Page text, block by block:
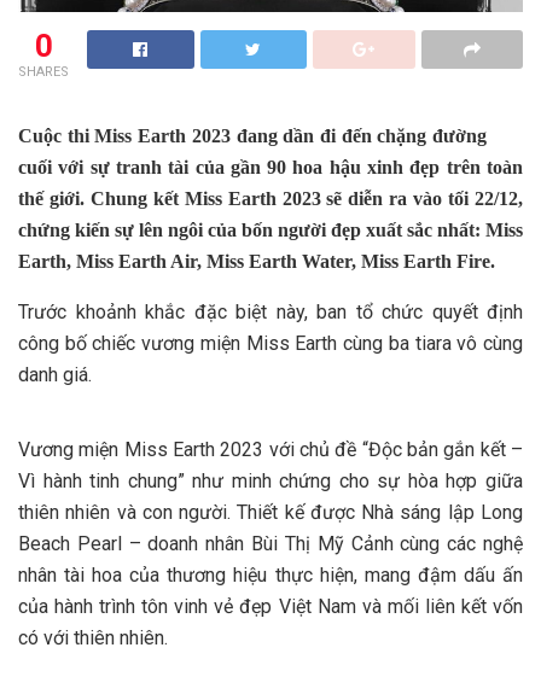
0
SHARES
Cuộc thi Miss Earth 2023 đang dần đi đến chặng đường
cuối với sự tranh tài của gần 90 hoa hậu xinh đẹp trên toàn
thế giới. Chung kết Miss Earth 2023 sẽ diễn ra vào tối 22/12,
chứng kiến sự lên ngôi của bốn người đẹp xuất sắc nhất: Miss
Earth, Miss Earth Air, Miss Earth Water, Miss Earth Fire.
Trước khoảnh khắc đặc biệt này, ban tổ chức quyết định
công bố chiếc vương miện Miss Earth cùng ba tiara vô cùng
danh giá.
Vương miện Miss Earth 2023 với chủ đề “Độc bản gắn kết –
Vì hành tinh chung” như minh chứng cho sự hòa hợp giữa
thiên nhiên và con người. Thiết kế được Nhà sáng lập Long
Beach Pearl – doanh nhân Bùi Thị Mỹ Cảnh cùng các nghệ
nhân tài hoa của thương hiệu thực hiện, mang đậm dấu ấn
của hành trình tôn vinh vẻ đẹp Việt Nam và mối liên kết vốn
có với thiên nhiên.